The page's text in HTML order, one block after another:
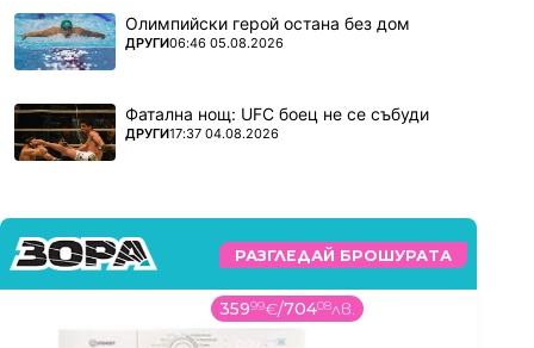
Олимпийски герой остана без дом
ПОВЕЧЕ ОТ
ДРУГИ06:46 05.08.2026
Фатална нощ: UFC боец не се събуди
ПОВЕЧЕ ОТ
ДРУГИ17:37 04.08.2026
РАЗГЛЕДАЙ БРОШУРАТА
35999€/70408лв.